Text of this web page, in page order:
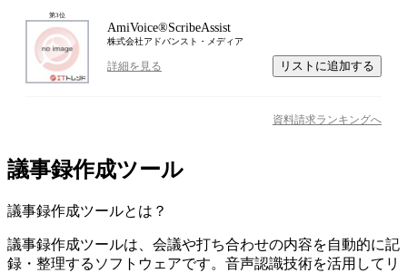
第3位
AmiVoice®ScribeAssist
株式会社アドバンスト・メディア
詳細を見る リストに追加する
資料請求ランキングへ
議事録作成ツール
議事録作成ツールとは？
議事録作成ツールは、会議や打ち合わせの内容を自動的に記
録・整理するソフトウェアです。音声認識技術を活用してリ